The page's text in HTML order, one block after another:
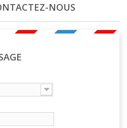
NOUS